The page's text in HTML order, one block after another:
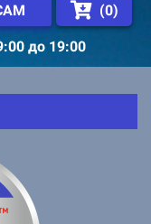
(0)
до 19:00